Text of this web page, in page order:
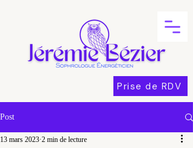
Prise de RDV
Post
13 mars 2023 2 min de lecture